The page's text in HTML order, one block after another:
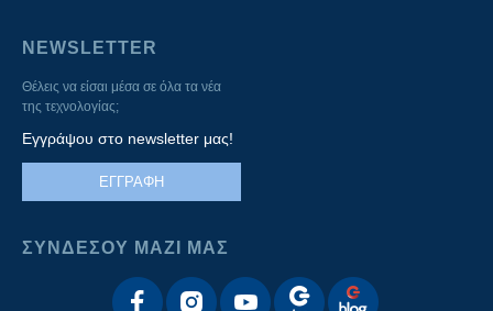
NEWSLETTER
Θέλεις να είσαι μέσα σε όλα τα νέα
της τεχνολογίας;
Εγγράψου στο newsletter μας!
ΕΓΓΡΑΦΗ
ΣΥΝΔΕΣΟΥ ΜΑΖΙ ΜΑΣ